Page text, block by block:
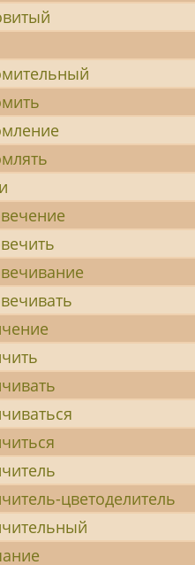
цветоделитель